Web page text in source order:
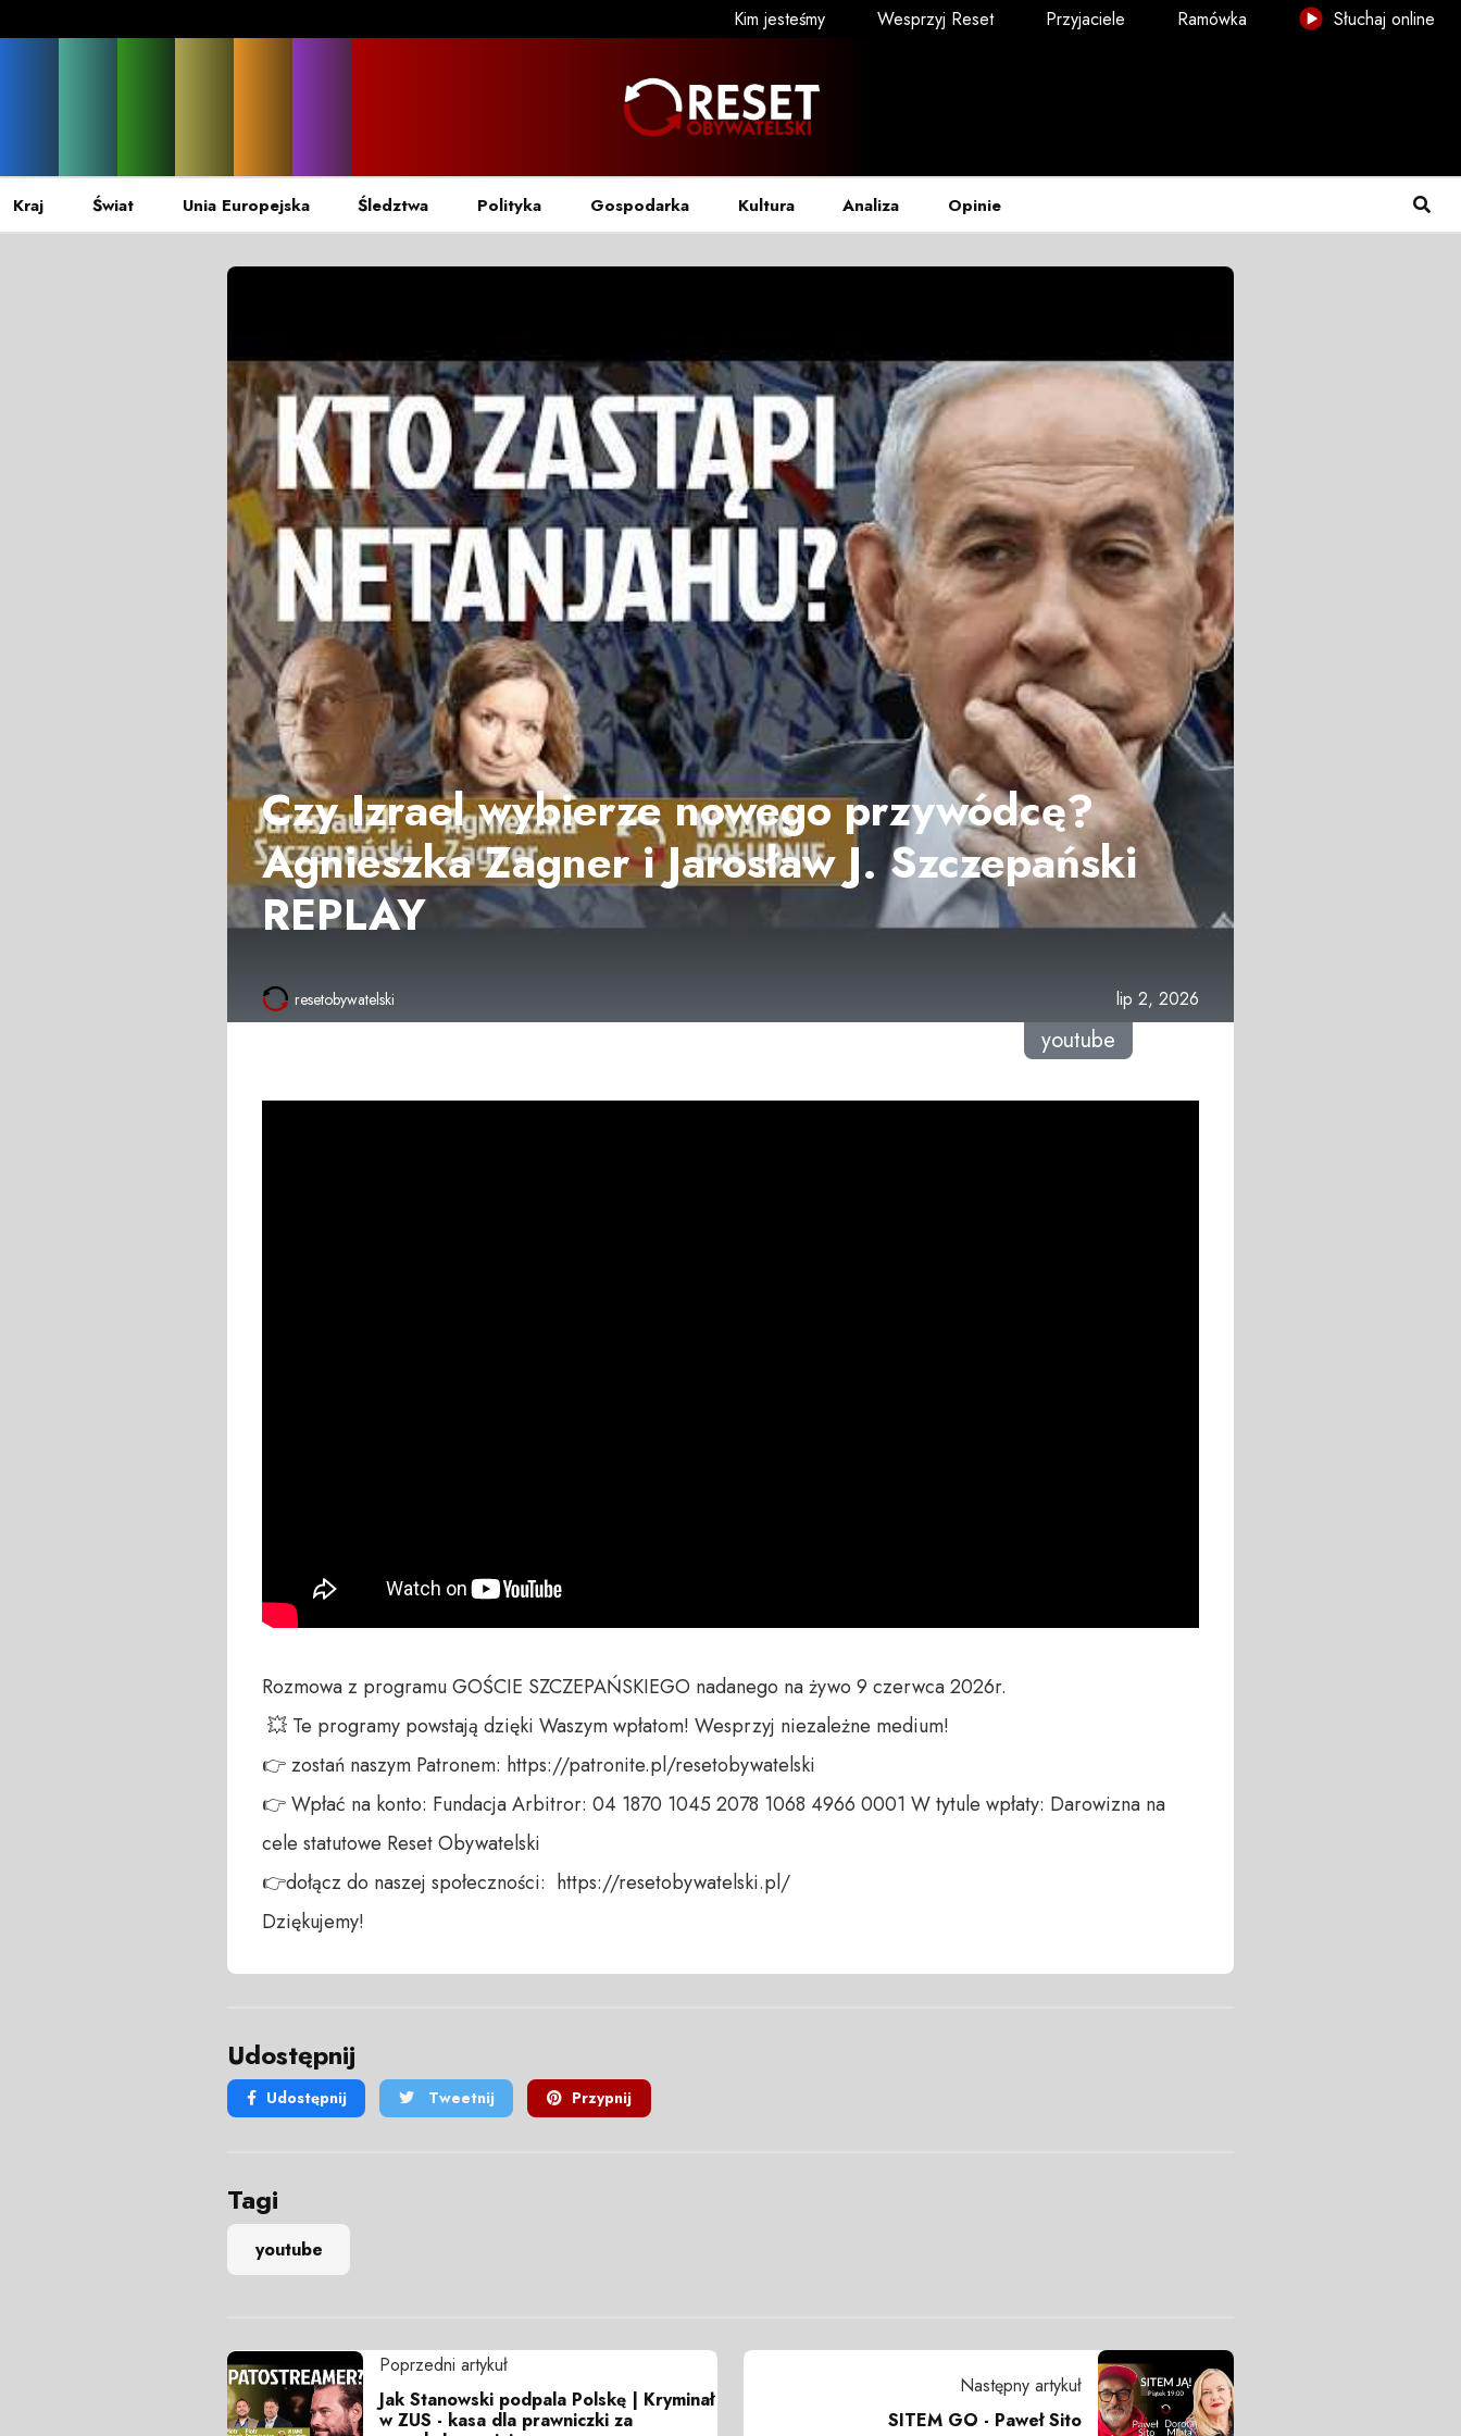
Kim jesteśmy Wesprzyj Reset Przyjaciele Ramówka Słuchaj online
Kraj Świat Unia Europejska Śledztwa Polityka Gospodarka Kultura Analiza Opinie
Czy Izrael wybierze nowego przywódcę?
Agnieszka Zagner i Jarosław J. Szczepański
REPLAY
resetobywatelski lip 2, 2026
youtube
Rozmowa z programu GOŚCIE SZCZEPAŃSKIEGO nadanego na żywo 9 czerwca 2026r.
👉 zostań naszym Patronem: https://patronite.pl/resetobywatelski
👉 Wpłać na konto: Fundacja Arbitror: 04 1870 1045 2078 1068 4966 0001 W tytule wpłaty: Darowizna na
cele statutowe Reset Obywatelski
👉dołącz do naszej społeczności:  https://resetobywatelski.pl/
Dziękujemy!
Udostępnij
Udostępnij Tweetnij Przypnij
Tagi
youtube
Poprzedni artykuł
Jak Stanowski podpala Polskę | Kryminał
w ZUS - kasa dla prawniczki za
Następny artykuł
SITEM GO - Paweł Sito